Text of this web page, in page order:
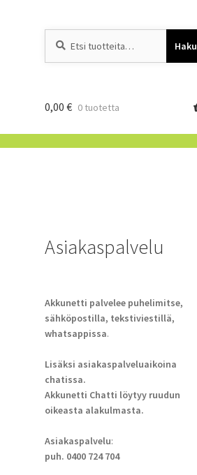
Haku
0,00 € 0 tuotetta
Asiakaspalvelu
Akkunetti palvelee puhelimitse,
sähköpostilla, tekstiviestillä,
whatsappissa.
Lisäksi asiakaspalveluaikoina
chatissa.
Akkunetti Chatti löytyy ruudun
oikeasta alakulmasta.
Asiakaspalvelu:
puh. 0400 724 704